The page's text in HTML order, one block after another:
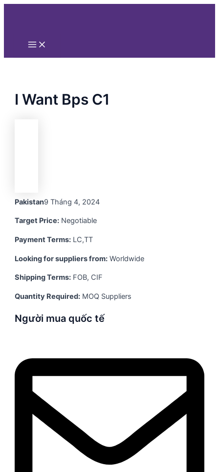
Nhảy
Main
I Want Bps C1
Pakistan9 Tháng 4, 2024
Target Price: Negotiable
Payment Terms: LC,TT
Looking for suppliers from: Worldwide
Shipping Terms: FOB, CIF
Quantity Required: MOQ Suppliers
Người mua quốc tế